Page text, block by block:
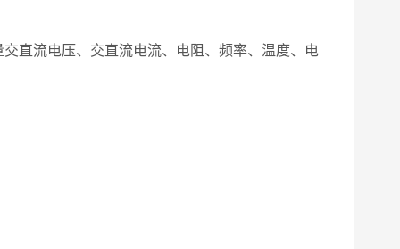
直流电压、交直流电流、电阻、频率、温度、电